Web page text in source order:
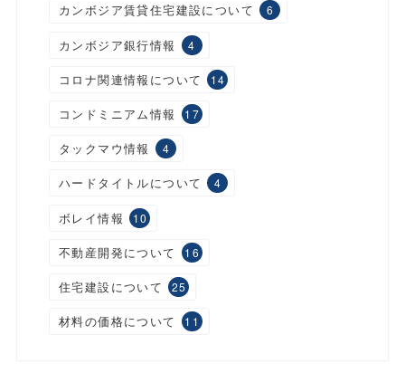
カンボジア賃貸住宅建設について 6
カンボジア銀行情報 4
コロナ関連情報について 14
コンドミニアム情報 17
タックマウ情報 4
ハードタイトルについて 4
ボレイ情報 10
不動産開発について 16
住宅建設について 25
材料の価格について 11